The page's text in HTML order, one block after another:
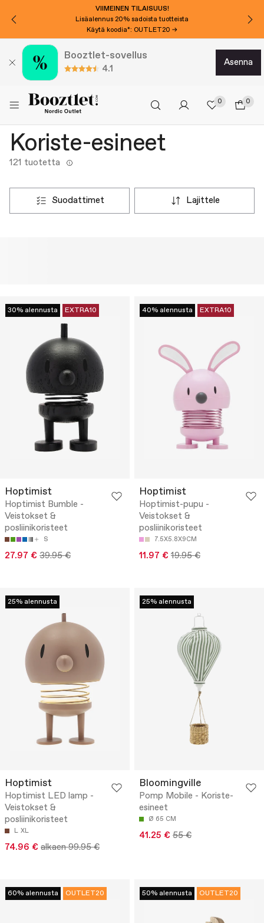
VIIMEINEN TILAISUUS!
Lisäalennus 20% sadoista tuotteista
Käytä koodia*: OUTLET20 →
Booztlet-sovellus
4.1
asenna
0 0
Koriste-esineet
121 tuotetta
suodattimet lajittele
30% alennusta EXTRA10
Hoptimist
Hoptimist Bumble -
Veistokset &
posliinikoristeet
S
27.97 € 39.95 €
40% alennusta EXTRA10
Hoptimist
Hoptimist-pupu -
Veistokset &
posliinikoristeet
7.5X5.8X9CM
11.97 € 19.95 €
25% alennusta
Hoptimist
Hoptimist LED lamp -
Veistokset &
posliinikoristeet
L XL
74.96 € alkaen 99.95 €
25% alennusta
Bloomingville
Pomp Mobile - Koriste-
esineet
Ø 65 CM
41.25 € 55 €
60% alennusta OUTLET20 50% alennusta OUTLET20